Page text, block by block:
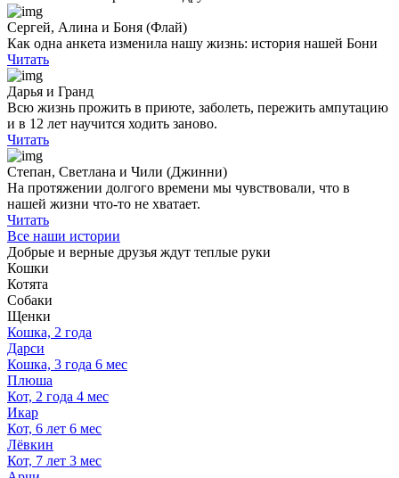
Сергей, Алина и Боня (Флай)
Как одна анкета изменила нашу жизнь: история нашей Бони
Читать
Дарья и Гранд
Всю жизнь прожить в приюте, заболеть, пережить ампутацию
и в 12 лет научится ходить заново.
Читать
Степан, Светлана и Чили (Джинни)
На протяжении долгого времени мы чувствовали, что в
нашей жизни что-то не хватает.
Читать
Все наши истории
Добрые и верные друзья ждут теплые руки
Кошки
Котята
Собаки
Щенки
Кошка, 2 года
Дарси
Кошка, 3 года 6 мес
Плюша
Кот, 2 года 4 мес
Икар
Кот, 6 лет 6 мес
Лёвкин
Кот, 7 лет 3 мес